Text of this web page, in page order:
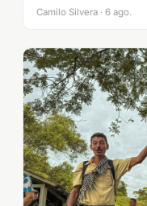
Camilo Silvera · 6 ago.